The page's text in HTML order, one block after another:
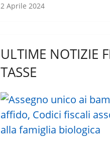
2 Aprile 2024
ULTIME NOTIZIE
TASSE